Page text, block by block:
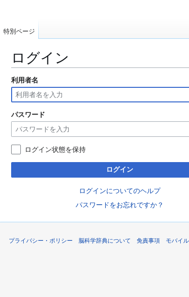
ログイン
ナ
ビ
ゲ
ー
シ
ョ
ン
に
動
検
索
に
移
動
利用者名
パスワード
ログイン状態を保持
ログイン
ログインについてのヘルプ
パスワードをお忘れですか？
特別ページ
プライバシー・ポリシー 脳科学辞典について 免責事項 モバイ